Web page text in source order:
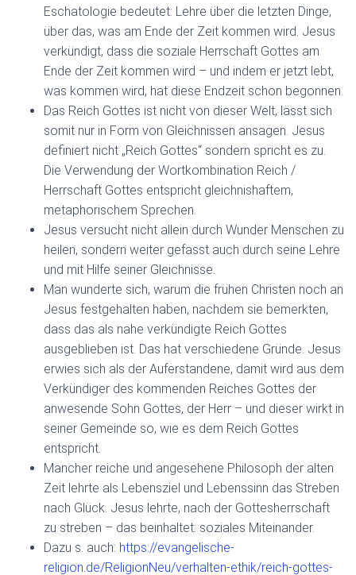
Eschatologie bedeutet: Lehre über die letzten Dinge,
über das, was am Ende der Zeit kommen wird. Jesus
verkündigt, dass die soziale Herrschaft Gottes am
Ende der Zeit kommen wird – und indem er jetzt lebt,
was kommen wird, hat diese Endzeit schon begonnen.
Das Reich Gottes ist nicht von dieser Welt, lässt sich
somit nur in Form von Gleichnissen ansagen. Jesus
definiert nicht „Reich Gottes“ sondern spricht es zu.
Die Verwendung der Wortkombination Reich /
Herrschaft Gottes entspricht gleichnishaftem,
metaphorischem Sprechen.
Jesus versucht nicht allein durch Wunder Menschen zu
heilen, sondern weiter gefasst auch durch seine Lehre
und mit Hilfe seiner Gleichnisse.
Man wunderte sich, warum die frühen Christen noch an
Jesus festgehalten haben, nachdem sie bemerkten,
dass das als nahe verkündigte Reich Gottes
ausgeblieben ist. Das hat verschiedene Gründe. Jesus
erwies sich als der Auferstandene, damit wird aus dem
Verkündiger des kommenden Reiches Gottes der
anwesende Sohn Gottes, der Herr – und dieser wirkt in
seiner Gemeinde so, wie es dem Reich Gottes
entspricht.
Mancher reiche und angesehene Philosoph der alten
Zeit lehrte als Lebensziel und Lebenssinn das Streben
nach Glück. Jesus lehrte, nach der Gottesherrschaft
zu streben – das beinhaltet: soziales Miteinander.
Dazu s. auch: https://evangelische-
religion.de/ReligionNeu/verhalten-ethik/reich-gottes-